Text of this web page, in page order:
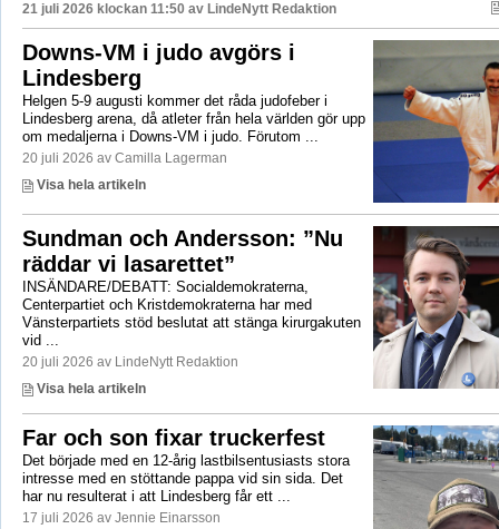
21 juli 2026 klockan 11:50 av LindeNytt Redaktion
Downs-VM i judo avgörs i
Lindesberg
Helgen 5-9 augusti kommer det råda judofeber i
Lindesberg arena, då atleter från hela världen gör upp
om medaljerna i Downs-VM i judo. Förutom ...
20 juli 2026 av Camilla Lagerman
Visa hela artikeln
Sundman och Andersson: ”Nu
räddar vi lasarettet”
INSÄNDARE/DEBATT: Socialdemokraterna,
Centerpartiet och Kristdemokraterna har med
Vänsterpartiets stöd beslutat att stänga kirurgakuten
vid ...
20 juli 2026 av LindeNytt Redaktion
Visa hela artikeln
Far och son fixar truckerfest
Det började med en 12-årig lastbilsentusiasts stora
intresse med en stöttande pappa vid sin sida. Det
har nu resulterat i att Lindesberg får ett ...
17 juli 2026 av Jennie Einarsson